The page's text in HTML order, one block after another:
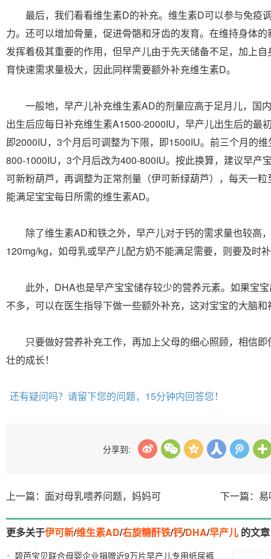
最后，我们看看维生素D的补充。维生素D可以参与免疫
力。还可以增加骨量，促进骨骼和牙齿的发育。在维持身体
发挥着极其重要的作用，但早产儿由于先天储备不足，加上
育快速需求量极大，因此同样需要额外补充维生素D。
一般地，早产儿补充维生素AD的剂量应高于足月儿，国
出生后应每日补充维生素A1500-2000IU，早产儿出生后的最
即2000IU，3个月后可调整为下限，即1500IU。前三个月的
800-1000IU，3个月后改为400-800IU。按此换算，建议早产
可新粉葫芦，再调整为正常剂量（伊可新绿葫芦），每天一
能满足宝宝每日所需的维生素AD。
除了维生素AD和铁之外，早产儿对于钙的需求量也较高
120mg/kg，如母乳或早产儿配方奶不能满足需要，则要及时
此外，DHA也是早产宝宝储存较少的营养元素。如果宝宝
不多，可以在医生指导下做一些额外补充，这对宝宝的大脑
只要做好营养补充工作，再加上父母的细心照顾，相信即
壮的成长！
还有疑问吗？请留下您的问题，15分钟内回答您！
分享到:
上一篇：面对母乳喂养问题，妈妈可 下一篇：
更多关于伊可新/维生素AD/右旋糖酐铁/钙/DHA/早产儿 的文章
碧芭宝贝联合母婴企业捐赠近9万片早产儿专用纸尿裤